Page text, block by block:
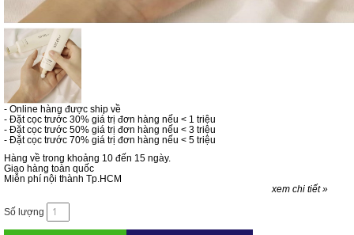
- Online hàng được ship về
- Đặt cọc trước 30% giá trị đơn hàng nếu < 1 triệu
- Đặt cọc trước 50% giá trị đơn hàng nếu < 3 triệu
- Đặt cọc trước 70% giá trị đơn hàng nếu < 5 triệu
Hàng về trong khoảng 10 đến 15 ngày.
Giao hàng toàn quốc
Miễn phí nội thành Tp.HCM
xem chi tiết »
Số lượng